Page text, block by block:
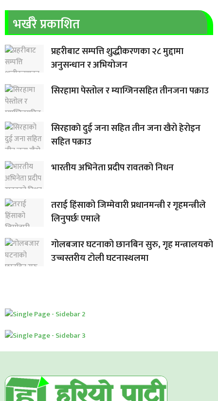
भर्खरै प्रकाशित
प्रहरीबाट सम्पत्ति शुद्धीकरणका २८ मुद्दामा
अनुसन्धान र अभियोजन
सिरहामा पेस्तोल र म्याग्जिनसहित तीनजना पक्राउ
सिरहाकाे दुई जना सहित तीन जना खैरो हेरोइन
सहित पक्राउ
भारतीय अभिनेता प्रदीप रावतको निधन
तराई हिंसाको जिम्मेवारी प्रधानमन्त्री र गृहमन्त्रीले
लिनुपर्छः एमाले
गोलबजार घटनाको छानबिन सुरु, गृह मन्त्रालयको
उच्चस्तरीय टोली घटनास्थलमा